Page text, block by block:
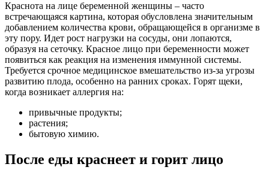
Краснота на лице беременной женщины – часто
встречающаяся картина, которая обусловлена значительным
добавлением количества крови, обращающейся в организме в
эту пору. Идет рост нагрузки на сосуды, они лопаются,
образуя на сеточку. Красное лицо при беременности может
появиться как реакция на изменения иммунной системы.
Требуется срочное медицинское вмешательство из-за угрозы
развитию плода, особенно на ранних сроках. Горят щеки,
когда возникает аллергия на:
привычные продукты;
растения;
бытовую химию.
После еды краснеет и горит лицо